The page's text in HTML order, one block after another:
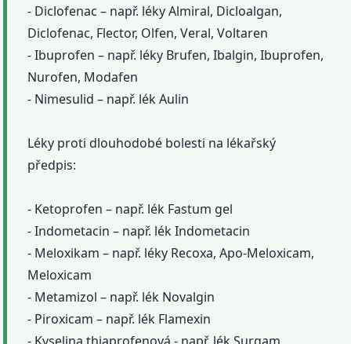
- Diclofenac – např. léky Almiral, Dicloalgan,
Diclofenac, Flector, Olfen, Veral, Voltaren
- Ibuprofen – např. léky Brufen, Ibalgin, Ibuprofen,
Nurofen, Modafen
- Nimesulid – např. lék Aulin
Léky proti dlouhodobé bolesti na lékařský
předpis:
- Ketoprofen – např. lék Fastum gel
- Indometacin – např. lék Indometacin
- Meloxikam – např. léky Recoxa, Apo-Meloxicam,
Meloxicam
- Metamizol – např. lék Novalgin
- Piroxicam – např. lék Flamexin